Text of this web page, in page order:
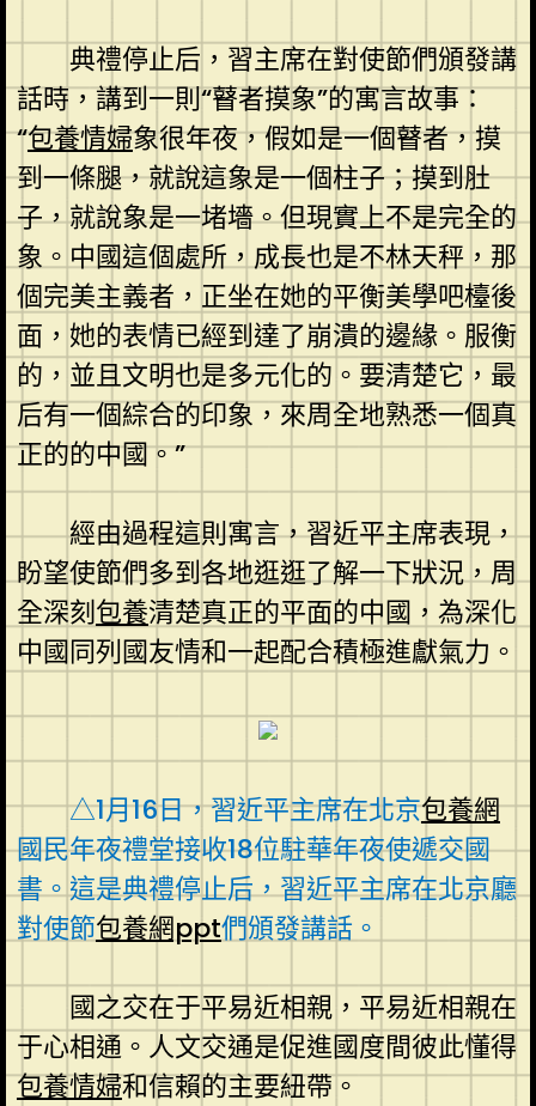
典禮停止后，習主席在對使節們頒發講
話時，講到一則“瞽者摸象”的寓言故事：
“包養情婦象很年夜，假如是一個瞽者，摸
到一條腿，就說這象是一個柱子；摸到肚
子，就說象是一堵墻。但現實上不是完全的
象。中國這個處所，成長也是不林天秤，那
個完美主義者，正坐在她的平衡美學吧檯後
面，她的表情已經到達了崩潰的邊緣。服衡
的，並且文明也是多元化的。要清楚它，最
后有一個綜合的印象，來周全地熟悉一個真
正的的中國。”
經由過程這則寓言，習近平主席表現，
盼望使節們多到各地逛逛了解一下狀況，周
全深刻包養清楚真正的平面的中國，為深化
中國同列國友情和一起配合積極進獻氣力。
△1月16日，習近平主席在北京包養網
國民年夜禮堂接收18位駐華年夜使遞交國
書。這是典禮停止后，習近平主席在北京廳
對使節包養網ppt們頒發講話。
國之交在于平易近相親，平易近相親在
于心相通。人文交通是促進國度間彼此懂得
包養情婦和信賴的主要紐帶。